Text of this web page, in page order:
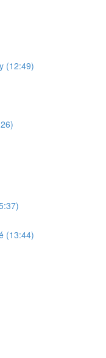
(12:49)
(13:44)